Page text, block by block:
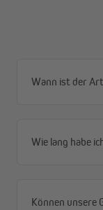
Wann ist der
Wie lang habe
Können unsere